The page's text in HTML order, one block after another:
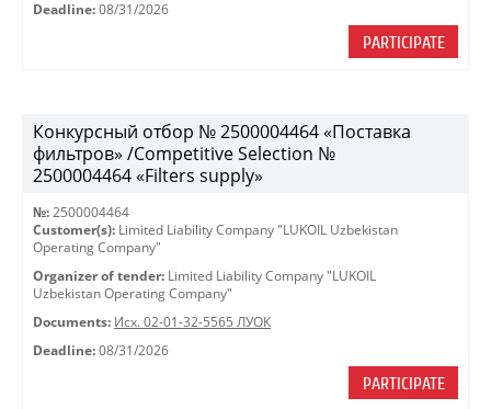
Deadline: 08/31/2026
PARTICIPATE
Конкурсный отбор № 2500004464 «Поставка
фильтров» /Competitive Selection №
2500004464 «Filters supply»
№: 2500004464
Customer(s): Limited Liability Company "LUKOIL Uzbekistan
Operating Company"
Organizer of tender: Limited Liability Company "LUKOIL
Uzbekistan Operating Company"
Documents: Исх. 02-01-32-5565 ЛУОК
Deadline: 08/31/2026
PARTICIPATE